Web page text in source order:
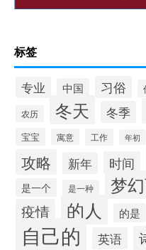
标签
专业 中国 习俗
农历 冬天 冬季
宝宝 寓意 工作 年初
攻略 新年 时间
是一个 是一种 梦
疫情 的人 的是
自己的 英语